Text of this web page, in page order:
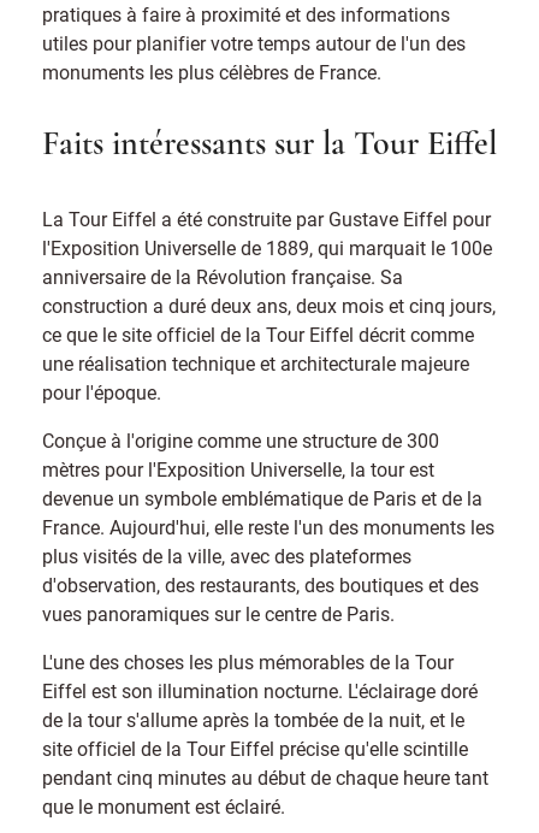
pratiques à faire à proximité et des informations
utiles pour planifier votre temps autour de l'un des
monuments les plus célèbres de France.
Faits intéressants sur la Tour Eiffel
La Tour Eiffel a été construite par Gustave Eiffel pour
l'Exposition Universelle de 1889, qui marquait le 100e
anniversaire de la Révolution française. Sa
construction a duré deux ans, deux mois et cinq jours,
ce que le site officiel de la Tour Eiffel décrit comme
une réalisation technique et architecturale majeure
pour l'époque.
Conçue à l'origine comme une structure de 300
mètres pour l'Exposition Universelle, la tour est
devenue un symbole emblématique de Paris et de la
France. Aujourd'hui, elle reste l'un des monuments les
plus visités de la ville, avec des plateformes
d'observation, des restaurants, des boutiques et des
vues panoramiques sur le centre de Paris.
L'une des choses les plus mémorables de la Tour
Eiffel est son illumination nocturne. L'éclairage doré
de la tour s'allume après la tombée de la nuit, et le
site officiel de la Tour Eiffel précise qu'elle scintille
pendant cinq minutes au début de chaque heure tant
que le monument est éclairé.